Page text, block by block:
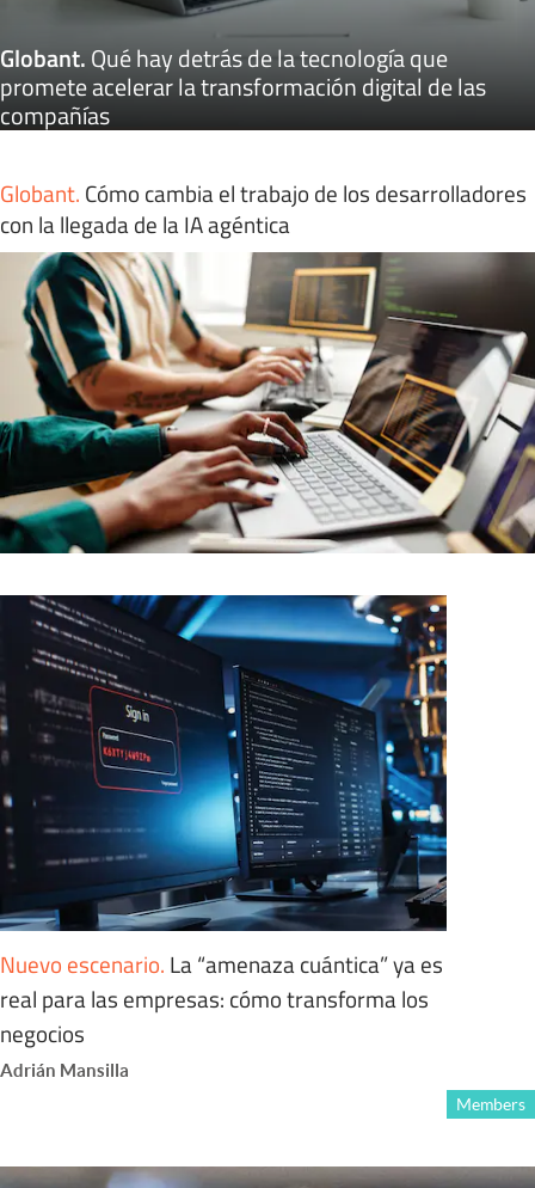
Globant.Qué hay detrás de la tecnología que
promete acelerar la transformación digital de las
compañías
Globant. Cómo cambia el trabajo de los desarrolladores
con la llegada de la IA agéntica
Nuevo escenario. La “amenaza cuántica” ya es
real para las empresas: cómo transforma los
negocios
Adrián Mansilla
Members